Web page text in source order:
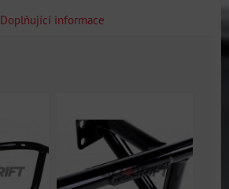
Doplňující informace